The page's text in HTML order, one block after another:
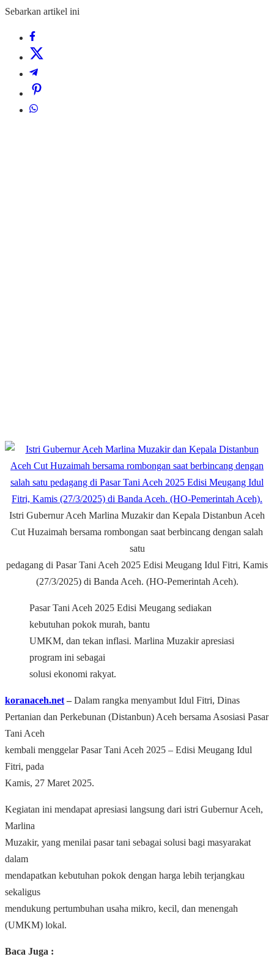
Sebarkan artikel ini
Istri Gubernur Aceh Marlina Muzakir dan Kepala Distanbun Aceh
Cut Huzaimah bersama rombongan saat berbincang dengan salah
satu
pedagang di Pasar Tani Aceh 2025 Edisi Meugang Idul Fitri, Kamis
(27/3/2025) di Banda Aceh. (HO-Pemerintah Aceh).
Pasar Tani Aceh 2025 Edisi Meugang sediakan
kebutuhan pokok murah, bantu
UMKM, dan tekan inflasi. Marlina Muzakir apresiasi
program ini sebagai
solusi ekonomi rakyat.
koranaceh.net – Dalam rangka menyambut Idul Fitri, Dinas
Pertanian dan Perkebunan (Distanbun) Aceh bersama Asosiasi Pasar
Tani Aceh
kembali menggelar Pasar Tani Aceh 2025 – Edisi Meugang Idul
Fitri, pada
Kamis, 27 Maret 2025.
Kegiatan ini mendapat apresiasi langsung dari istri Gubernur Aceh,
Marlina
Muzakir, yang menilai pasar tani sebagai solusi bagi masyarakat
dalam
mendapatkan kebutuhan pokok dengan harga lebih terjangkau
sekaligus
mendukung pertumbuhan usaha mikro, kecil, dan menengah
(UMKM) lokal.
Baca Juga :